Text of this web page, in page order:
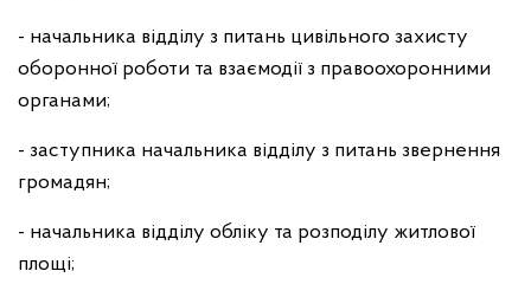
- начальника відділу з питань цивільного захисту
оборонної роботи та взаємодії з правоохоронними
органами;
- заступника начальника відділу з питань звернення
громадян;
- начальника відділу обліку та розподілу житлової
площі;